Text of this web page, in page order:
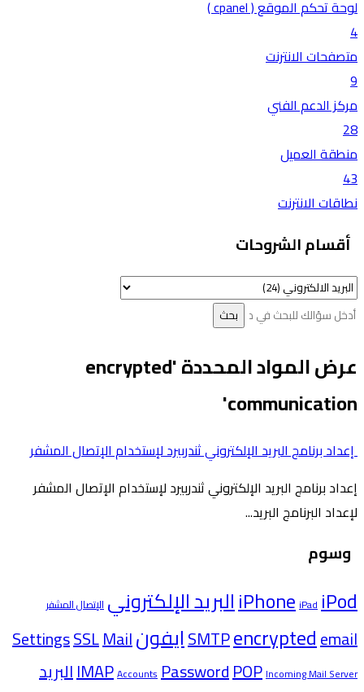
لوحة تحكم الموقع ( cpanel )
4
متصفحات الانترنت
9
مركز الدعم الفني
28
منطقة العميل
43
نطاقات الانترنت
أقسام الشروحات
عرض المواد المحددة 'encrypted
communication'
إعداد برنامج البريد الإلكتروني ثندربيرد لإستخدام الإتصال المشفر
إعداد برنامج البريد الإلكتروني ثندربيرد لإستخدام الإتصال المشفر
لإعداد البرنامج البريد...
وسوم
iPhoneiPadiPod البريد الإلكتروني الإتصال المشفر
SMTPencryptedemail ايفون SettingsSSLMail
IMAPAccountsPasswordPOPIncoming Mail Server
البريد